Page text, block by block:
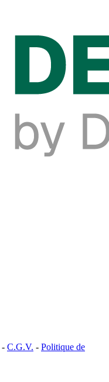
- C.G.V. - Politique de